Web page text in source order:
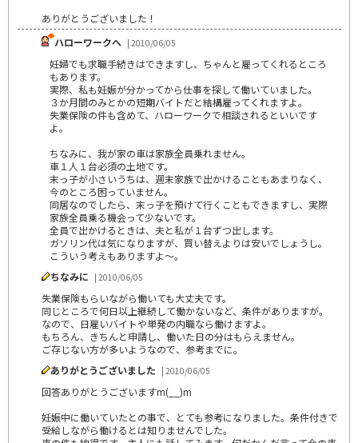
ありがとうございました！
ハローワークへ | 2010/06/05
妊婦でも求職手続きはできますし、ちゃんと雇ってくれるところ
もあります。
実際、私も妊娠が分かってから仕事を探して働いていました。
３か月間のみとかの短期バイトだと結構雇ってくれますよ。
失業保険の件も含めて、ハローワークで相談されるといいです
よ。
ちなみに、我が家の車は家族全員乗れません。
車１人１台必須の土地です。
末っ子が小さいうちは、週末家族で出かけることもあまりなく、
今のところ困っていません。
同居なのでしたら、末っ子を預けて行くこともできますし、実際
家族全員乗る機会って少ないです。
全員で出かけるときは、夫と私が１台ずつ出します。
ガソリン代は気になりますが、買い替えよりは安いでしょうし。
こういう考えもありますよ～。
ちなみに | 2010/06/05
失業保険もらいながら働いても大丈夫です。
同じところで何日以上継続して働かないなど、条件がありますが。
なので、日雇いバイトや単発の内職なら働けますよ。
もちろん、きちんと申請し、働いた日の分はもらえません。
ご存じない方が多いようなので、参考までに。
ありがとうございました | 2010/06/05
回答ありがとうございますm(__)m
妊娠中に働いていたとの事で、とても参考になりました。条件付きで
受給しながら働けるとは知りませんでした。